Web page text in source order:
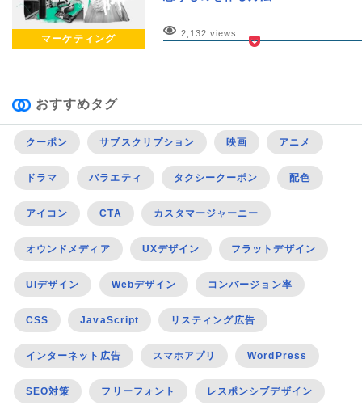
マーケティング 2,132 views
おすすめタグ
クーポン サブスクリプション 映画 アニメ
ドラマ バラエティ タクシークーポン 配色
アイコン CTA カスタマージャーニー
オウンドメディア UXデザイン フラットデザイン
UIデザイン Webデザイン コンバージョン率
CSS JavaScript リスティング広告
インターネット広告 スマホアプリ WordPress
SEO対策 フリーフォント レスポンシブデザイン